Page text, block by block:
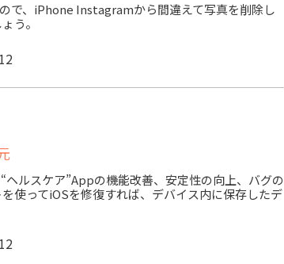
で、iPhone Instagramから間違えて写真を削除し
う。
ルスケア”Appの機能改善、安定性の向上、バグの
使ってiOSを修復すれば、デバイス内に保存したデ